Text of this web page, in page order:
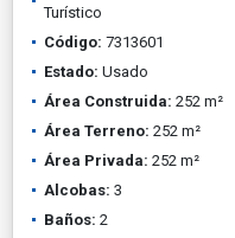
Turístico
Código: 7313601
Estado: Usado
Área Construida: 252 m²
Área Terreno: 252 m²
Área Privada: 252 m²
Alcobas: 3
Baños: 2